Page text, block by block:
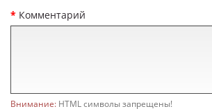
Комментарий
Внимание: HTML символы запрещены!